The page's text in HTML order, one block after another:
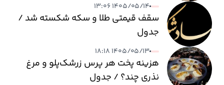
۱۴۰۵/۰۵/۱۴ ۱۳:۰۶
سقف قیمتی طلا و سکه شکسته شد /
جدول
۱۴۰۵/۰۵/۱۳ ۱۸:۱۸
هزینه پخت هر پرس زرشک‌پلو و مرغ
نذری چند؟ / جدول